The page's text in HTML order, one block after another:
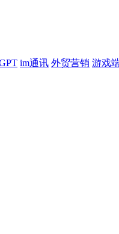
im通讯 外贸营销 游戏